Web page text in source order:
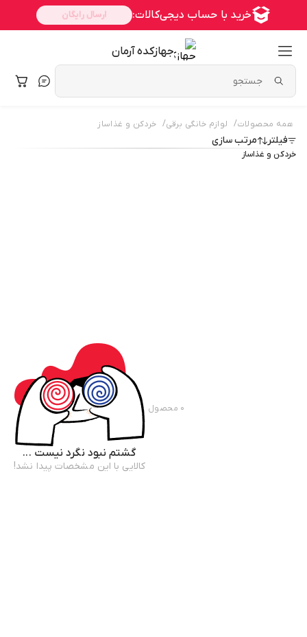
جهازکده آرمان
همه محصولات/ لوازم خانگی برقی/ خردکن و غذاساز
فیلتر مرتب سازی
خردکن و غذاساز
۰ محصول
گشتم نبود نگرد نیست ...
کالایی با این مشخصات پیدا نشد!